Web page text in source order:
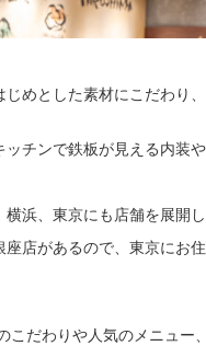
じめとした素材にこだわり
チンで鉄板が見える内装
浜、東京にも店舗を展開し
店があるので、東京にお
だわりや人気のメニュー